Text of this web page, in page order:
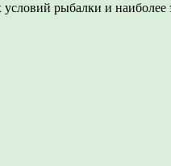
рыбалки и наиболее